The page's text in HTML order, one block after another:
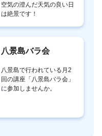
空気の澄んだ天気の良い日
は絶景です！
八景島バラ会
八景島で行われている月2
回の講座「八景島バラ会」
に参加しませんか。